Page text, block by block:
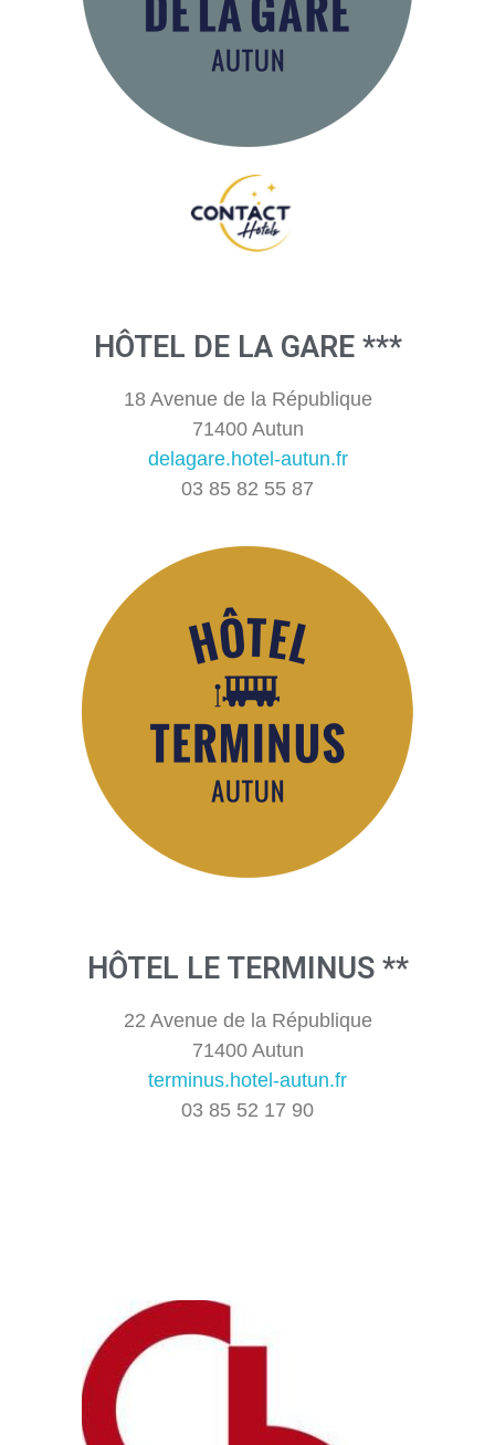
HÔTEL DE LA GARE ***
18 Avenue de la République
71400 Autun
delagare.hotel-autun.fr
03 85 82 55 87
HÔTEL LE TERMINUS **
22 Avenue de la République
71400 Autun
terminus.hotel-autun.fr
03 85 52 17 90